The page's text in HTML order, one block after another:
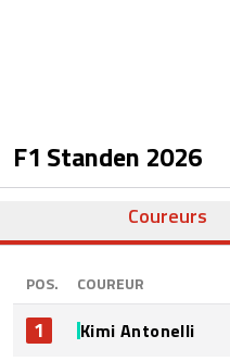
F1 Standen 2026
Coureurs
POS. COUREUR
1 Kimi Antonelli